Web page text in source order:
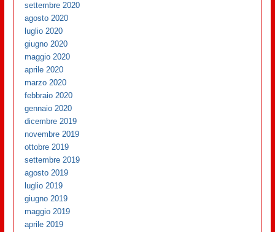
settembre 2020
agosto 2020
luglio 2020
giugno 2020
maggio 2020
aprile 2020
marzo 2020
febbraio 2020
gennaio 2020
dicembre 2019
novembre 2019
ottobre 2019
settembre 2019
agosto 2019
luglio 2019
giugno 2019
maggio 2019
aprile 2019